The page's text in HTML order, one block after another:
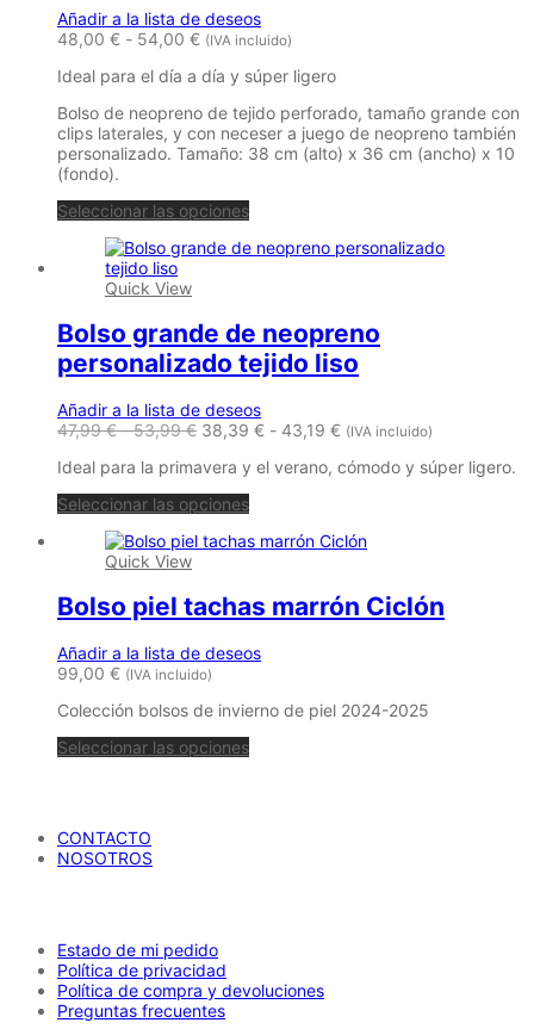
Añadir a la lista de deseos
48,00 € - 54,00 €Rango
precios:
48,00 €
hasta
54,00 €
(IVA incluido)
Ideal para el día a día y súper ligero
Bolso de neopreno de tejido perforado, tamaño grande con
clips laterales, y con neceser a juego de neopreno también
personalizado. Tamaño: 38 cm (alto) x 36 cm (ancho) x 10
(fondo).
Seleccionar las opcionesEste
tiene
opciones
se
pueden
en
la
de
producto
Quick View
Bolso grande de neopreno
personalizado tejido liso
Añadir a la lista de deseos
47,99€ - 53,99€Rango
precios:
desde
47,99 €
hasta
53,99 €
38,39 € - 43,19 €Rango
precios:
hasta
43,19 €
(IVA incluido)
Ideal para la primavera y el verano, cómodo y súper ligero.
Seleccionar las opcionesEste
tiene
Las
opciones
pueden
en
página
Quick View
Bolso piel tachas marrón Ciclón
Añadir a la lista de deseos
99,00 € (IVA incluido)
Colección bolsos de invierno de piel 2024-2025
Seleccionar las opciones
CONTACTO
NOSOTROS
Estado de mi pedido
Política de privacidad
Política de compra y devoluciones
Preguntas frecuentes